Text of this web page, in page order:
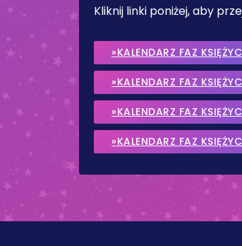
Kliknij linki poniżej, aby
»KALENDARZ FAZ
»KALENDARZ FAZ
»KALENDARZ FAZ
»KALENDARZ FAZ